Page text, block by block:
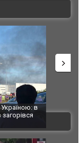
Україною: в
"Мої